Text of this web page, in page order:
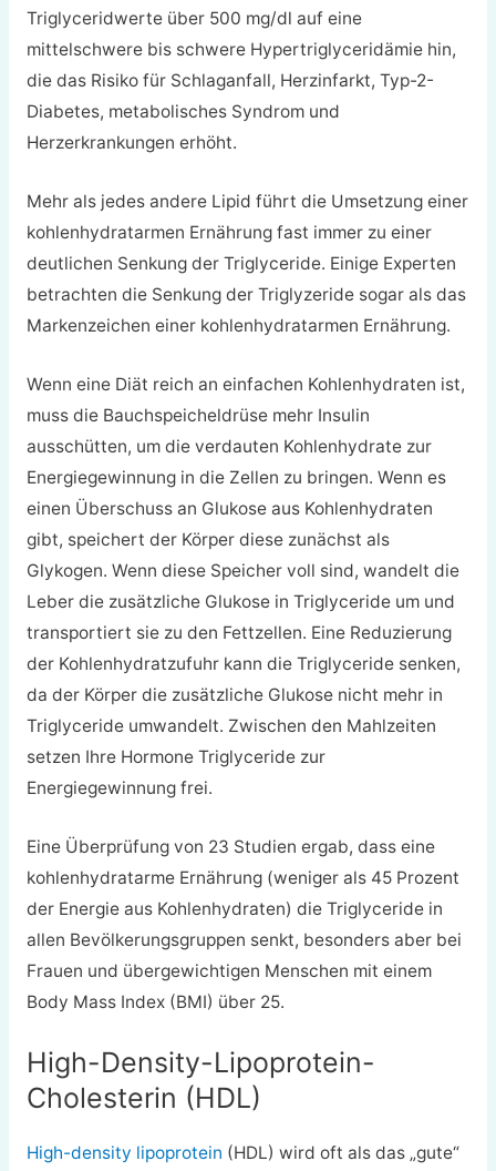
Triglyceridwerte über 500 mg/dl auf eine
mittelschwere bis schwere Hypertriglyceridämie hin,
die das Risiko für Schlaganfall, Herzinfarkt, Typ-2-
Diabetes, metabolisches Syndrom und
Herzerkrankungen erhöht.
Mehr als jedes andere Lipid führt die Umsetzung einer
kohlenhydratarmen Ernährung fast immer zu einer
deutlichen Senkung der Triglyceride. Einige Experten
betrachten die Senkung der Triglyzeride sogar als das
Markenzeichen einer kohlenhydratarmen Ernährung.
Wenn eine Diät reich an einfachen Kohlenhydraten ist,
muss die Bauchspeicheldrüse mehr Insulin
ausschütten, um die verdauten Kohlenhydrate zur
Energiegewinnung in die Zellen zu bringen. Wenn es
einen Überschuss an Glukose aus Kohlenhydraten
gibt, speichert der Körper diese zunächst als
Glykogen. Wenn diese Speicher voll sind, wandelt die
Leber die zusätzliche Glukose in Triglyceride um und
transportiert sie zu den Fettzellen. Eine Reduzierung
der Kohlenhydratzufuhr kann die Triglyceride senken,
da der Körper die zusätzliche Glukose nicht mehr in
Triglyceride umwandelt. Zwischen den Mahlzeiten
setzen Ihre Hormone Triglyceride zur
Energiegewinnung frei.
Eine Überprüfung von 23 Studien ergab, dass eine
kohlenhydratarme Ernährung (weniger als 45 Prozent
der Energie aus Kohlenhydraten) die Triglyceride in
allen Bevölkerungsgruppen senkt, besonders aber bei
Frauen und übergewichtigen Menschen mit einem
Body Mass Index (BMI) über 25.
High-Density-Lipoprotein-
Cholesterin (HDL)
High-density lipoprotein (HDL) wird oft als das „gute“